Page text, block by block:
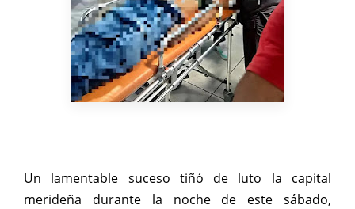
Un lamentable suceso tiñó de luto la capital
merideña durante la noche de este sábado,